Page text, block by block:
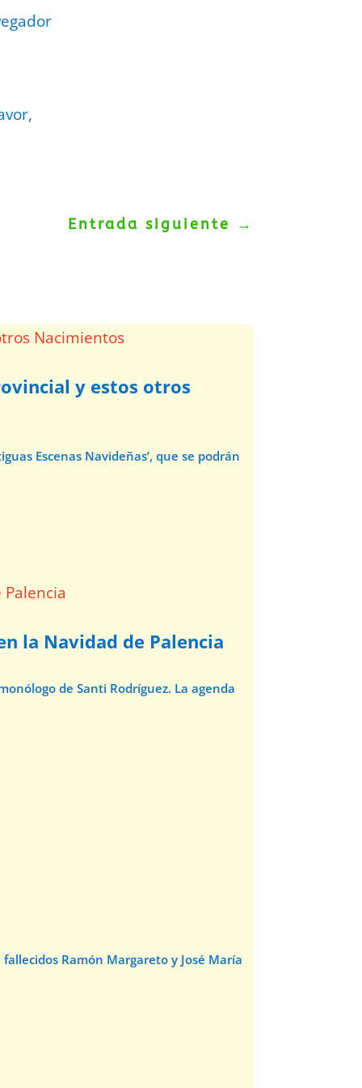
Entrada siguiente →
y estos otros
Escenas Navideñas’, que se podrán
la Navidad de Palencia
de Santi Rodríguez. La agenda
Ramón Margareto y José María